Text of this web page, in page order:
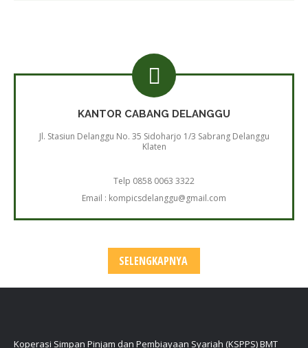
KANTOR CABANG DELANGGU
Jl. Stasiun Delanggu No. 35 Sidoharjo 1/3 Sabrang Delanggu
Klaten
Telp 0858 0063 3322
Email : kompicsdelanggu@gmail.com
SELENGKAPNYA
Koperasi Simpan Pinjam dan Pembiayaan Syariah (KSPPS) BMT